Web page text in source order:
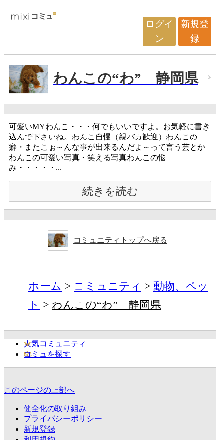
ログイ
ン
新規登
録
わんこの“わ” 静岡県
可愛いMYわんこ・・・何でもいいですよ。お気軽に書き
込んで下さいね。わんこ自慢（親バカ歓迎）わんこの
癖・またこぉ～んな事が出来るんだよ～って言う芸とか
わんこの可愛い写真・笑える写真わんこの悩
み・・・・・...
続きを読む
コミュニティトップへ戻る
ホーム コミュニティ
動物、ペッ
ト
わんこの“わ” 静岡県
人気コミュニティ
コミュを探す
このページの上部へ
健全化の取り組み
プライバシーポリシー
新規登録